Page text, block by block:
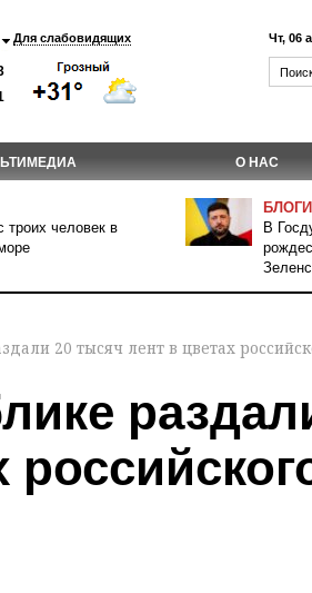
Для слабовидящих Чт, 06
О НАС
троих человек в
БЛОГИ
В
20 тысяч лент в цветах